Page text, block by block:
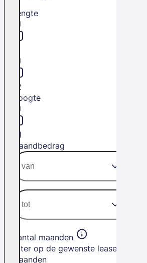
Lengte
L2
Hoogte
H1
Maandbedrag
Aantal maanden
Filter op de gewenste leasetermijn in
maanden